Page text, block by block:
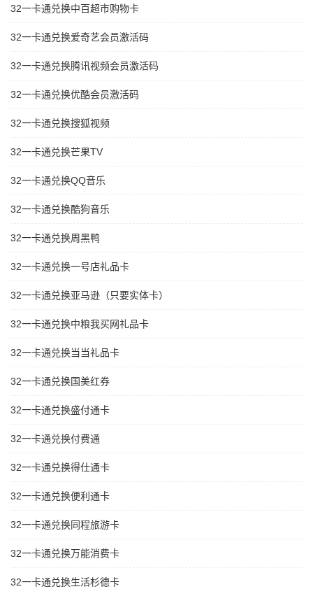
32一卡通兑换中百超市购物卡
32一卡通兑换爱奇艺会员激活码
32一卡通兑换腾讯视频会员激活码
32一卡通兑换优酷会员激活码
32一卡通兑换搜狐视频
32一卡通兑换芒果TV
32一卡通兑换QQ音乐
32一卡通兑换酷狗音乐
32一卡通兑换周黑鸭
32一卡通兑换一号店礼品卡
32一卡通兑换亚马逊（只要实体卡）
32一卡通兑换中粮我买网礼品卡
32一卡通兑换当当礼品卡
32一卡通兑换国美红券
32一卡通兑换盛付通卡
32一卡通兑换付费通
32一卡通兑换得仕通卡
32一卡通兑换便利通卡
32一卡通兑换同程旅游卡
32一卡通兑换万能消费卡
32一卡通兑换生活杉德卡